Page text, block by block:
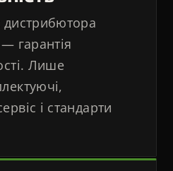
дистрибютора
гарантія
Лише
і стандарти